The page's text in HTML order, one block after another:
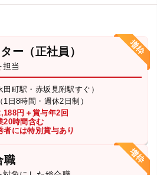
ー（正社員）
当
田町駅・赤坂見附駅すぐ）
1日8時間・週休2日制）
円＋賞与年2回
20時間含む
には特別賞与あり
職